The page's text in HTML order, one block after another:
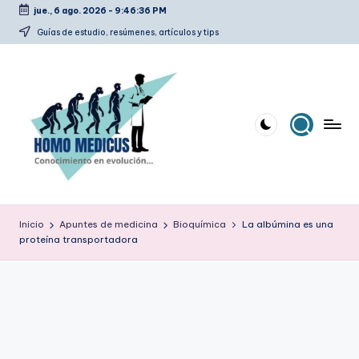
Saltar
jue., 6 ago. 2026 - 9:46:37 PM
Guías de estudio, resúmenes, artículos y tips
o
m
estudio,
Inicio Apuntes de medicina Bioquímica
La albúmina es una
proteína transportadora